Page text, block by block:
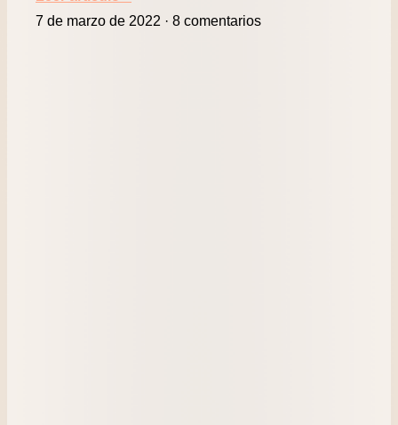
7 de marzo de 2022
8 comentarios